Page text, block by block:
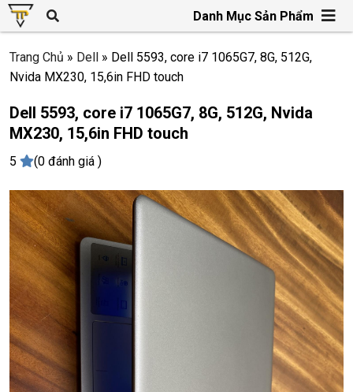
Danh Mục Sản Phẩm
Trang Chủ » Dell » Dell 5593, core i7 1065G7, 8G, 512G,
Nvida MX230, 15,6in FHD touch
Dell 5593, core i7 1065G7, 8G, 512G, Nvida
MX230, 15,6in FHD touch
5 (0 đánh giá )